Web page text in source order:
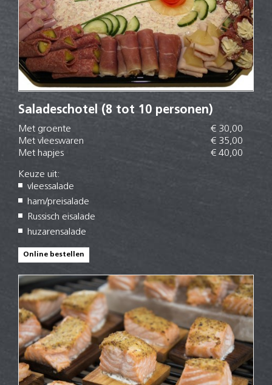
Saladeschotel (8 tot 10 personen)
Met groente
Met vleeswaren
Met hapjes
€ 30,00
€ 35,00
€ 40,00
Keuze uit:
vleessalade
ham/preisalade
Russisch eisalade
huzarensalade
Online bestellen